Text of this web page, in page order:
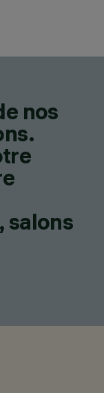
nos
salons